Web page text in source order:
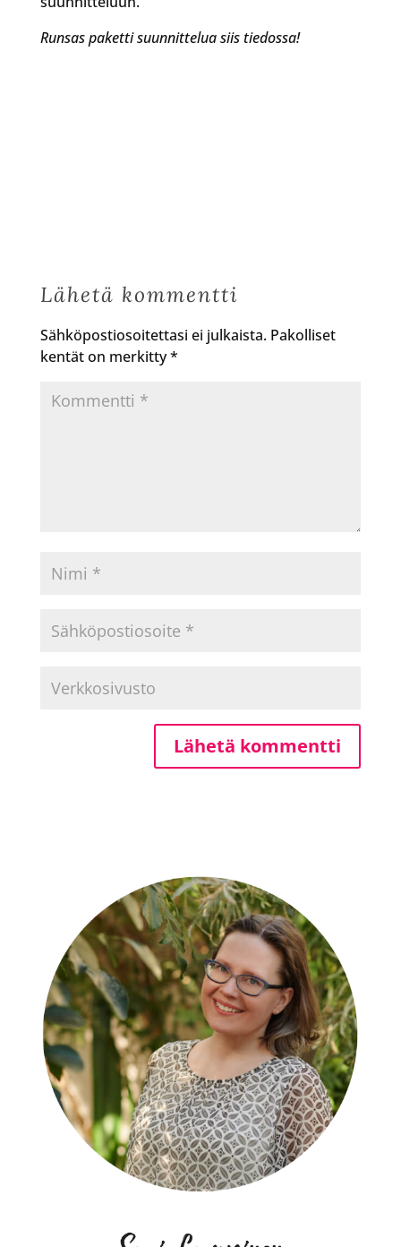
Runsas paketti suunnittelua siis tiedossa!
Lähetä kommentti
Sähköpostiosoitettasi ei julkaista. Pakolliset
kentät on merkitty*